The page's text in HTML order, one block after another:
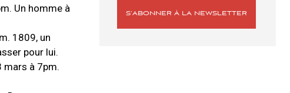
Un homme à
1809, un
pour lui.
mars à 7pm.
S’ABONNER À LA NEWSLETTER